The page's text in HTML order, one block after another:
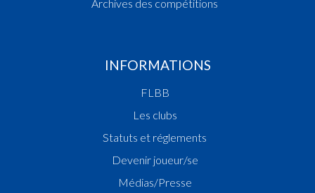
Archives des compétitions
INFORMATIONS
FLBB
Les clubs
Statuts et réglements
Devenir joueur/se
Médias/Presse